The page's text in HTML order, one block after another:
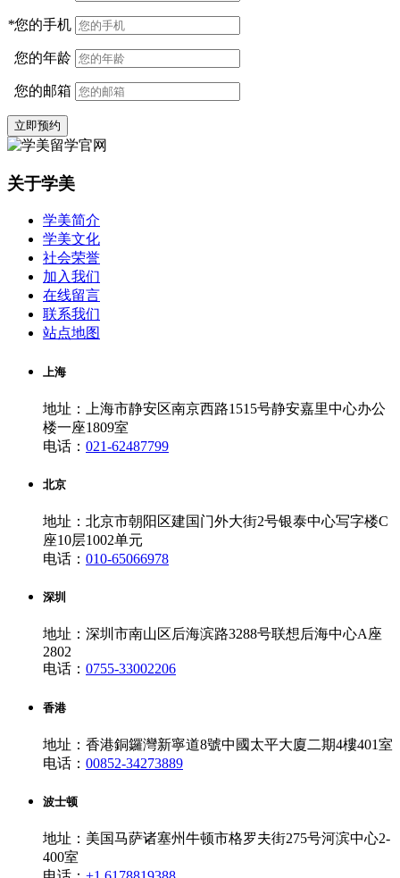
*您的手机
您的年龄
您的邮箱
立即预约
关于学美
学美简介
学美文化
社会荣誉
加入我们
在线留言
联系我们
站点地图
上海
地址：上海市静安区南京西路1515号静安嘉里中心办公
楼一座1809室
电话： 021-62487799
北京
地址：北京市朝阳区建国门外大街2号银泰中心写字楼C
座10层1002单元
电话： 010-65066978
深圳
地址：深圳市南山区后海滨路3288号联想后海中心A座
2802
电话： 0755-33002206
香港
地址：香港銅鑼灣新寧道8號中國太平大廈二期4樓401室
电话： 00852-34273889
波士顿
地址：美国马萨诸塞州牛顿市格罗夫街275号河滨中心2-
400室